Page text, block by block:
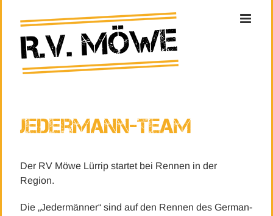
Inhalt
springen
Jedermann-Team
Der RV Möwe Lürrip startet bei Rennen in der
Region.
Die „Jedermänner“ sind auf den Rennen des German-